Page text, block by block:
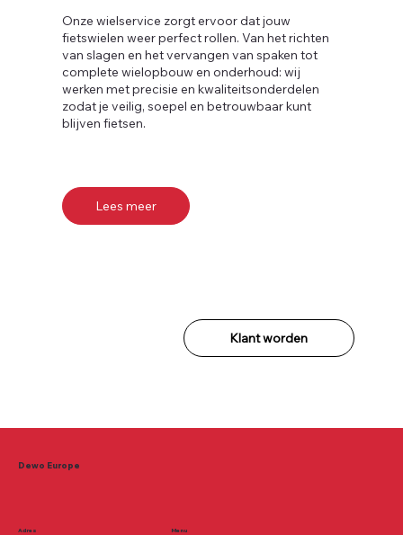
Onze wielservice zorgt ervoor dat jouw
fietswielen weer perfect rollen. Van het richten
van slagen en het vervangen van spaken tot
complete wielopbouw en onderhoud: wij
werken met precisie en kwaliteitsonderdelen
zodat je veilig, soepel en betrouwbaar kunt
blijven fietsen.
Lees meer
Klant worden
Dewo Europe
Adres Menu